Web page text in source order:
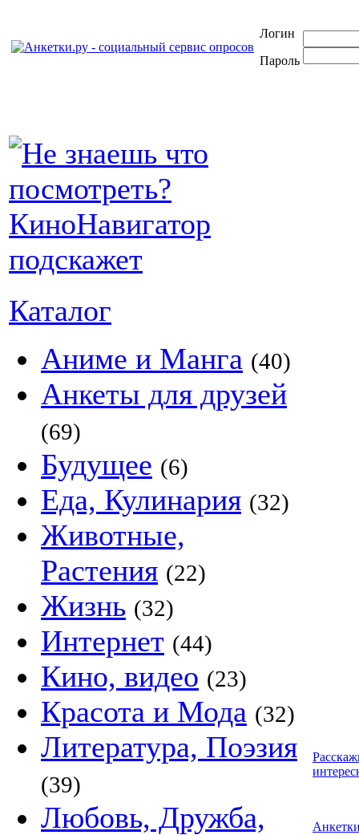
Логин
Пароль
Каталог
Аниме и Манга (40)
Анкеты для друзей
(69)
Будущее (6)
Еда, Кулинария (32)
Животные,
Растения (22)
Жизнь (32)
Интернет (44)
Кино, видео (23)
Красота и Мода (32)
Литература, Поэзия
(39)
Любовь, Дружба,